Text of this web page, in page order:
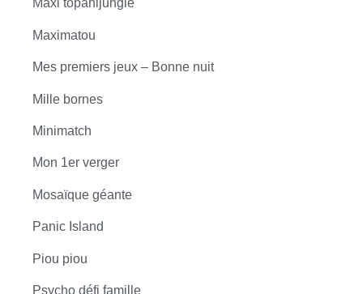
Maxi topanijungle
Maximatou
Mes premiers jeux – Bonne nuit
Mille bornes
Minimatch
Mon 1er verger
Mosaïque géante
Panic Island
Piou piou
Psycho défi famille